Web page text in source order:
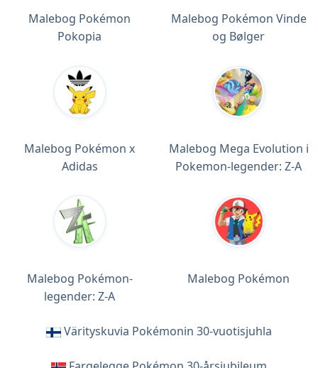
Malebog Pokémon
Pokopia
Malebog Pokémon Vinde
og Bølger
Malebog Pokémon x
Adidas
Malebog Mega Evolution i
Pokemon-legender: Z-A
Malebog Pokémon-
legender: Z-A
Malebog Pokémon
Värityskuvia Pokémonin 30-vuotisjuhla